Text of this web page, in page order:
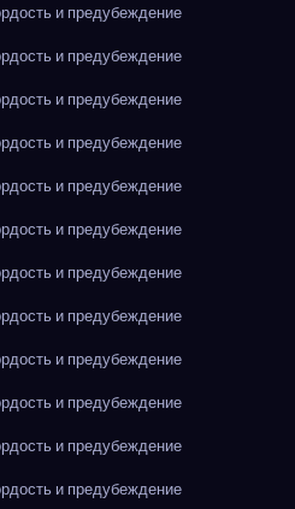
и предубеждение
и предубеждение
и предубеждение
и предубеждение
и предубеждение
и предубеждение
и предубеждение
и предубеждение
и предубеждение
и предубеждение
и предубеждение
и предубеждение